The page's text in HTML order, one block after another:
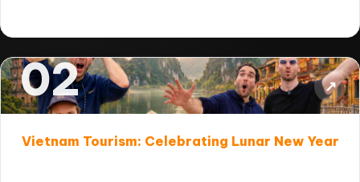
02 ↗
Vietnam Tourism: Celebrating Lunar New Year